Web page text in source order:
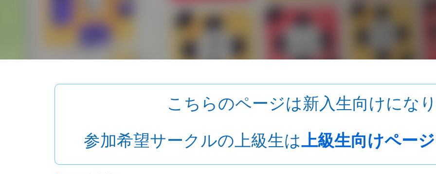
こちらのページは新入生向けにな
参加希望サークルの上級生は上級生向けページ